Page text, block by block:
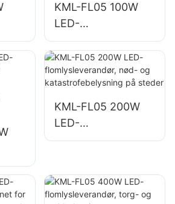
KML-FL05 100W
LED-
flomlysleverandør
for
bygningsfasader
og belysning av
byggeplasser
KML-FL05 200W
LED-
flomlysleverandør,
katastrofebelysnin
g på steder